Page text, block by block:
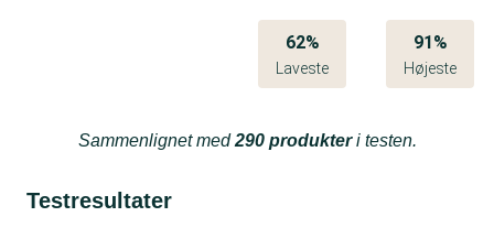
62%
Laveste
91%
Højeste
Sammenlignet med290 produkteri testen.
Testresultater